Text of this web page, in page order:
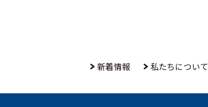
新着情報 私たちについて